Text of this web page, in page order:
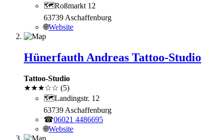
🗺Roßmarkt 12
63739 Aschaffenburg
🌐Website
Hünerfauth Andreas Tattoo-Studio
Tattoo-Studio
★★★☆☆ (5)
🗺Landingstr. 12
63739 Aschaffenburg
☎06021 4486695
🌐Website